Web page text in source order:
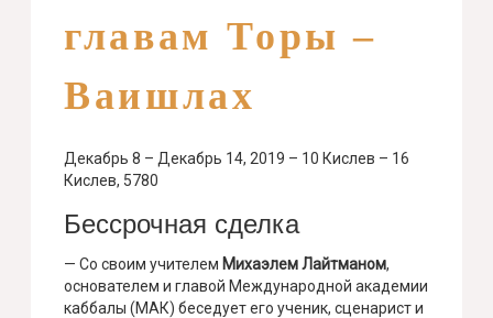
главам Торы –
Ваишлах
Декабрь 8 – Декабрь 14, 2019 – 10 Кислев – 16
Кислев, 5780
Бессрочная сделка
— Со своим учителем Михаэлем Лайтманом,
основателем и главой Международной академии
каббалы (МАК) беседует его ученик, сценарист и